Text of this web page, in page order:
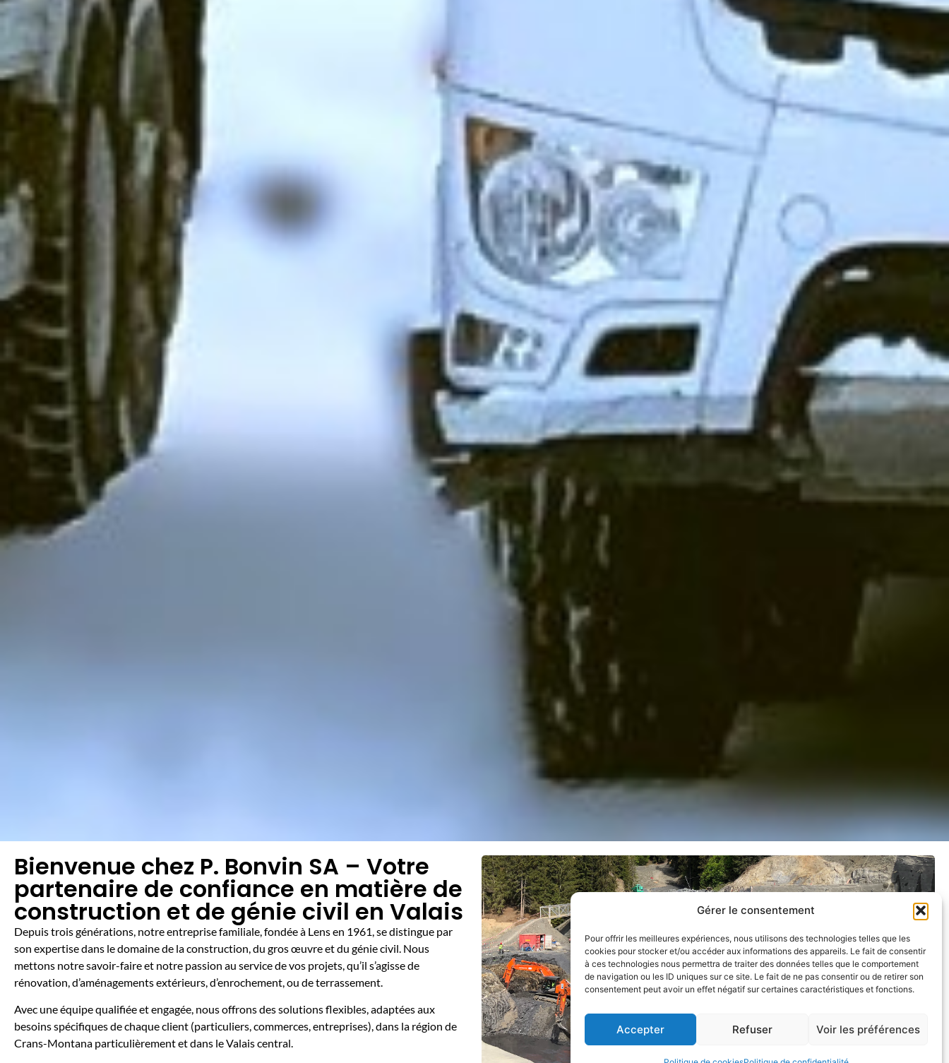
Gérer le consentement
Pour offrir les meilleures expériences, nous utilisons des technologies telles que les
cookies pour stocker et/ou accéder aux informations des appareils. Le fait de consentir
à ces technologies nous permettra de traiter des données telles que le comportement
de navigation ou les ID uniques sur ce site. Le fait de ne pas consentir ou de retirer son
consentement peut avoir un effet négatif sur certaines caractéristiques et fonctions.
Accepter Refuser Voir les préférences
Bienvenue chez P. Bonvin SA – Votre
partenaire de confiance en matière de
construction et de génie civil en Valais
Depuis trois générations, notre entreprise familiale, fondée à Lens en 1961, se distingue par
son expertise dans le domaine de la construction, du gros œuvre et du génie civil. Nous
mettons notre savoir-faire et notre passion au service de vos projets, qu’il s’agisse de
rénovation, d’aménagements extérieurs, d’enrochement, ou de terrassement.
Avec une équipe qualifiée et engagée, nous offrons des solutions flexibles, adaptées aux
besoins spécifiques de chaque client (particuliers, commerces, entreprises), dans la région de
Crans-Montana particulièrement et dans le Valais central.